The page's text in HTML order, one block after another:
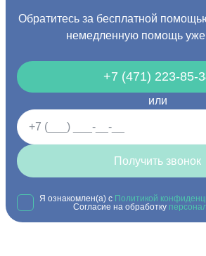
Обратитесь за бесплатной
немедленную помощь уже
+7 (471) 223-85-
или
Получить звонок
Я ознакомлен(а) с Политикой
Согласие на обработку